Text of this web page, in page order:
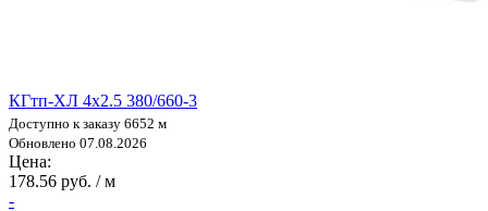
КГтп-ХЛ 4х2.5 380/660-3
Доступно к заказу 6652 м
Обновлено 07.08.2026
Цена:
178.56 руб. / м
-